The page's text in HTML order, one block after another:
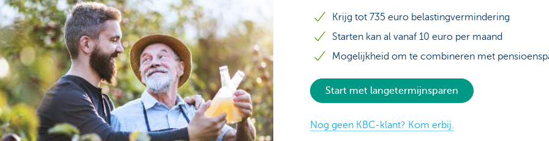
Krijg tot 735 euro belastingvermindering
Starten kan al vanaf 10 euro per maand
Mogelijkheid om te combineren met
Start met langetermijnsparen
Nog geen KBC-klant? Kom erbij.